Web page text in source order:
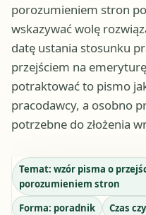
porozumieniem stron
wskazywać wolę
datę ustania stosunku
przejściem na
potraktować to pismo
pracodawcy, a osobno
potrzebne do złożenia
Temat: wzór pisma o
porozumieniem stron
Forma: poradnik Czas